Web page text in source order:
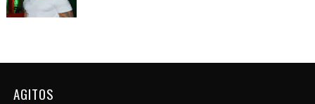
AGITOS